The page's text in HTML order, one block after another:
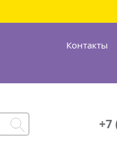
Контакты
+7